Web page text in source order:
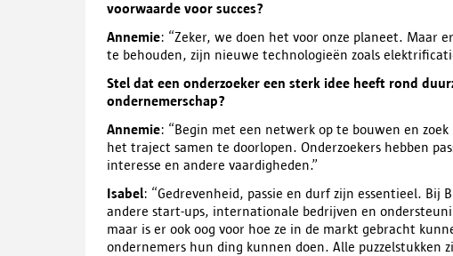
voorwaarde voor succes?
Annemie: “Zeker, we doen het voor onze planeet. Maar
te behouden, zijn nieuwe technologieën zoals
Stel dat een onderzoeker een sterk idee heeft rond
ondernemerschap?
Annemie: “Begin met een netwerk op te bouwen en
het traject samen te doorlopen. Onderzoekers hebben
interesse en andere vaardigheden.”
Isabel: “Gedrevenheid, passie en durf zijn essentieel. Bij
andere start-ups, internationale bedrijven en
maar is er ook oog voor hoe ze in de markt gebracht
ondernemers hun ding kunnen doen. Alle puzzelstukken